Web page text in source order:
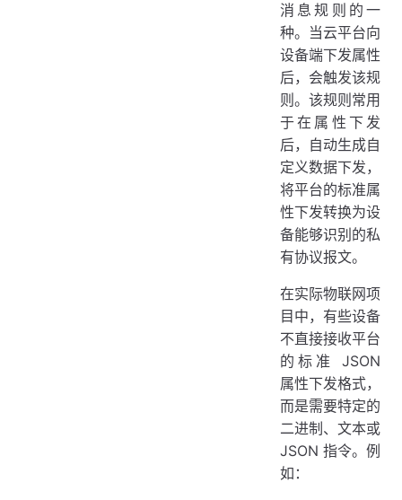
消息规则的一
种。当云平台向
设备端下发属性
后，会触发该规
则。该规则常用
于在属性下发
后，自动生成自
定义数据下发，
将平台的标准属
性下发转换为设
备能够识别的私
有协议报文。
在实际物联网项
目中，有些设备
不直接接收平台
的标准 JSON
属性下发格式，
而是需要特定的
二进制、文本或
JSON 指令。例
如：